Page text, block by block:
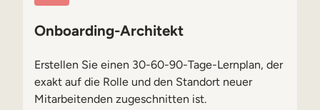
Onboarding-Architekt
Erstellen Sie einen 30-60-90-Tage-Lernplan, der
exakt auf die Rolle und den Standort neuer
Mitarbeitenden zugeschnitten ist.